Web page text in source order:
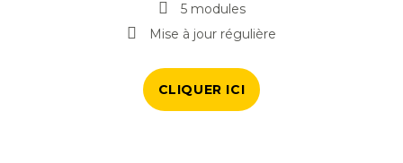
5 modules
Mise à jour régulière
CLIQUER ICI